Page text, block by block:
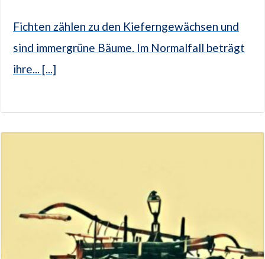
Fichten zählen zu den Kieferngewächsen und
sind immergrüne Bäume. Im Normalfall beträgt
ihre... [...]